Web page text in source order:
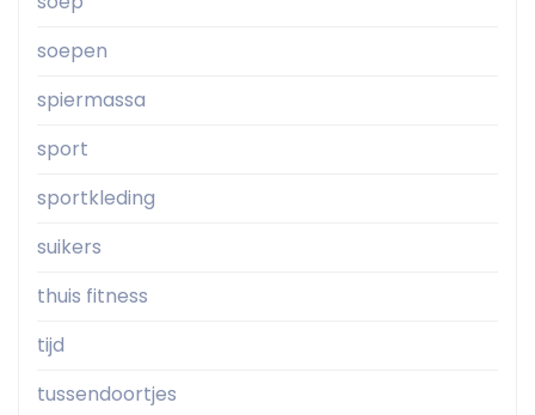
soepen
spiermassa
sport
sportkleding
suikers
thuis fitness
tijd
tussendoortjes